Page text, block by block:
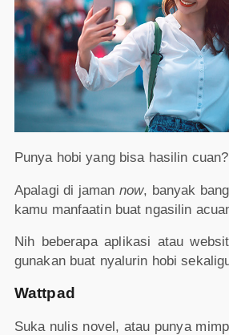
Punya hobi yang bisa hasilin
Apalagi di jaman now, banyak
kamu manfaatin buat ngasilin
Nih beberapa aplikasi atau
gunakan buat nyalurin hobi
Wattpad
Suka nulis novel, atau punya